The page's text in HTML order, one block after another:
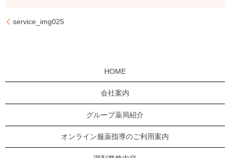
service_img025
HOME
会社案内
グループ薬局紹介
オンライン服薬指導のご利用案内